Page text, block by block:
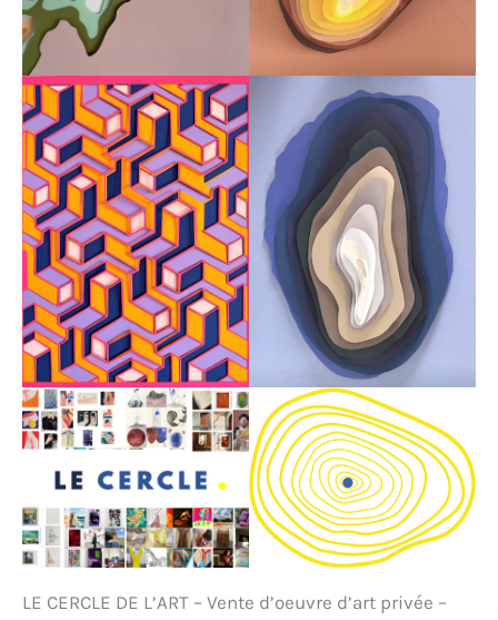
LE CERCLE DE L’ART – Vente d’oeuvre d’art privée –